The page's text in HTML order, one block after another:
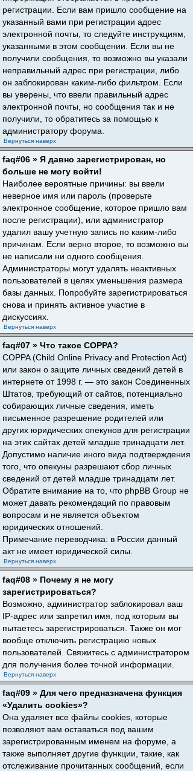
регистрации. Если вам пришло сообщение на
указанный вами при регистрации адрес
электронной почты, то следуйте инструкциям,
указанными в этом сообщении. Если вы не
получили сообщения, то возможно вы указали
неправильный адрес при регистрации, либо
он заблокирован каким-либо фильтром. Если
вы уверены, что ввели правильный адрес
электронной почты, но сообщения так и не
получили, то обратитесь за помощью к
администратору форума.
Вернуться наверх
faq#06 » Я давно зарегистрирован, но
больше не могу войти!
Наиболее вероятные причины: вы ввели
неверное имя или пароль (проверьте
электронное сообщение, которое пришло вам
после регистрации), или администратор
удалил вашу учетную запись по каким-либо
причинам. Если верно второе, то возможно вы
не написали ни одного сообщения.
Администраторы могут удалять неактивных
пользователей в целях уменьшения размера
базы данных. Попробуйте зарегистрироваться
снова и принять активное участие в
дискуссиях.
Вернуться наверх
faq#07 » Что такое COPPA?
COPPA (Child Online Privacy and Protection Act)
или закон о защите личных сведений детей в
интернете от 1998 г. — это закон Соединенных
Штатов, требующий от сайтов, потенциально
собирающих личные сведения, иметь
письменное разрешение родителей или
других юридических опекунов для регистрации
на этих сайтах детей младше тринадцати лет.
Допустимо наличие иного вида подтверждения
того, что опекуны разрешают сбор личных
сведений от детей младше тринадцати лет.
Обратите внимание на то, что phpBB Group не
может давать рекомендаций по правовым
вопросам и не является объектом
юридических отношений.
Примечание переводчика: в России данный
акт не имеет юридической силы.
Вернуться наверх
faq#08 » Почему я не могу
зарегистрироваться?
Возможно, администратор заблокировал ваш
IP-адрес или запретил имя, под которым вы
пытаетесь зарегистрироваться. Также он мог
вообще отключить регистрацию новых
пользователей. Свяжитесь с администратором
для получения более точной информации.
Вернуться наверх
faq#09 » Для чего предназначена функция
«Удалить cookies»?
Она удаляет все файлы cookies, которые
позволяют вам оставаться под вашим
зарегистрированным именем на форуме, а
также выполняет другие функции, такие, как
отслеживание прочитанных сообщений, если